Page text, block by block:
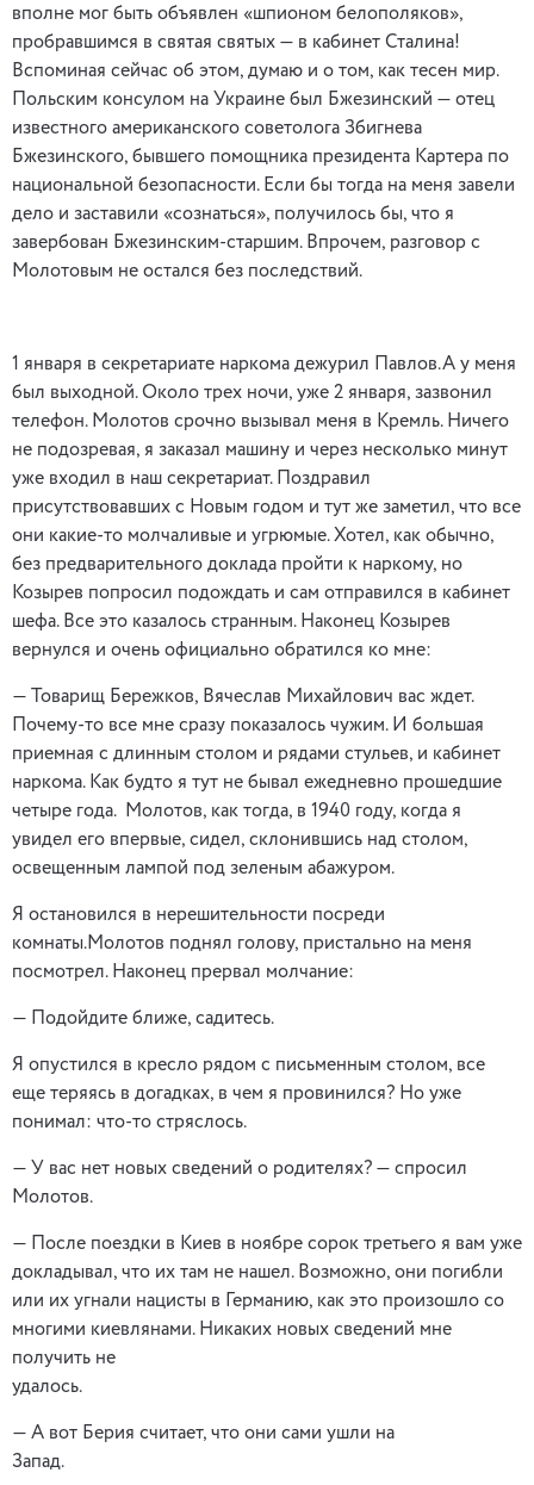
вполне мог быть объявлен «шпионом белополяков»,
пробравшимся в святая святых — в кабинет Сталина!
Вспоминая сейчас об этом, думаю и о том, как тесен мир.
Польским консулом на Украине был Бжезинский — отец
известного американского советолога Збигнева
Бжезинского, бывшего помощника президента Картера по
национальной безопасности. Если бы тогда на меня завели
дело и заставили «сознаться», получилось бы, что я
завербован Бжезинским-старшим. Впрочем, разговор с
Молотовым не остался без последствий.
1 января в секретариате наркома дежурил Павлов.А у меня
был выходной. Около трех ночи, уже 2 января, зазвонил
телефон. Молотов срочно вызывал меня в Кремль. Ничего
не подозревая, я заказал машину и через несколько минут
уже входил в наш секретариат. Поздравил
присутствовавших с Новым годом и тут же заметил, что все
они какие-то молчаливые и угрюмые. Хотел, как обычно,
без предварительного доклада пройти к наркому, но
Козырев попросил подождать и сам отправился в кабинет
шефа. Все это казалось странным. Наконец Козырев
вернулся и очень официально обратился ко мне:
— Товарищ Бережков, Вячеслав Михайлович вас ждет.
Почему-то все мне сразу показалось чужим. И большая
приемная с длинным столом и рядами стульев, и кабинет
наркома. Как будто я тут не бывал ежедневно прошедшие
четыре года. Молотов, как тогда, в 1940 году, когда я
увидел его впервые, сидел, склонившись над столом,
освещенным лампой под зеленым абажуром.
Я остановился в нерешительности посреди
комнаты.Молотов поднял голову, пристально на меня
посмотрел. Наконец прервал молчание:
— Подойдите ближе, садитесь.
Я опустился в кресло рядом с письменным столом, все
еще теряясь в догадках, в чем я провинился? Но уже
понимал: что-то стряслось.
— У вас нет новых сведений о родителях? — спросил
Молотов.
— После поездки в Киев в ноябре сорок третьего я вам уже
докладывал, что их там не нашел. Возможно, они погибли
или их угнали нацисты в Германию, как это произошло со
многими киевлянами. Никаких новых сведений мне
получить не
удалось.
— А вот Берия считает, что они сами ушли на
Запад.